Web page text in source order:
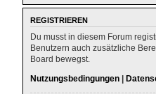
REGISTRIEREN
Du musst in diesem Forum
Benutzern auch zusätzliche
Board bewegst.
Nutzungsbedingungen |